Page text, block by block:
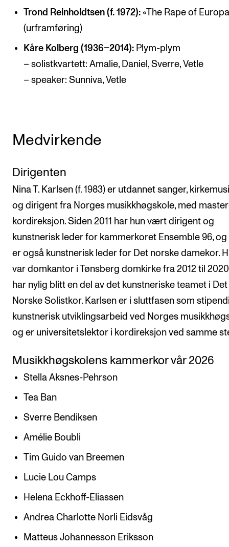
Trond Reinholdtsen (f. 1972): «The Rape of
(urframføring)
Kåre Kolberg (1936–2014): Plym-plym
– solistkvartett: Amalie, Daniel, Sverre, Vetle
– speaker: Sunniva, Vetle
Medvirkende
Dirigenten
Nina T. Karlsen (f. 1983) er utdannet sanger,
og dirigent fra Norges musikkhøgskole, med
kordireksjon. Siden 2011 har hun vært dirigent og
kunstnerisk leder for kammerkoret Ensemble 96, og
er også kunstnerisk leder for Det norske damekor.
var domkantor i Tønsberg domkirke fra 2012 til
har nylig blitt en del av det kunstneriske teamet i Det
Norske Solistkor. Karlsen er i sluttfasen som
kunstnerisk utviklingsarbeid ved Norges
og er universitetslektor i kordireksjon ved samme
Musikkhøgskolens kammerkor vår 2026
Stella Aksnes-Pehrson
Tea Ban
Sverre Bendiksen
Amélie Boubli
Tim Guido van Breemen
Lucie Lou Camps
Helena Eckhoff-Eliassen
Andrea Charlotte Norli Eidsvåg
Matteus Johannesson Eriksson